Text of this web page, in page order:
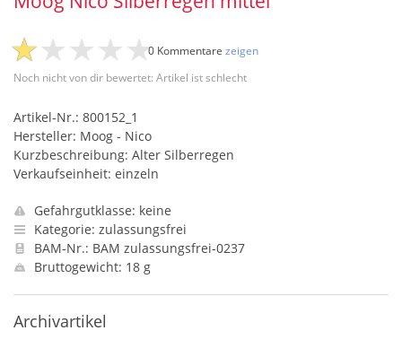
Noch nicht von dir bewertet: Artikel ist schlecht
0 Kommentare zeigen
Artikel-Nr.: 800152_1
Hersteller: Moog - Nico
Kurzbeschreibung: Alter Silberregen
Verkaufseinheit: einzeln
Gefahrgutklasse: keine
Kategorie: zulassungsfrei
BAM-Nr.: BAM zulassungsfrei-0237
Bruttogewicht: 18 g
Archivartikel